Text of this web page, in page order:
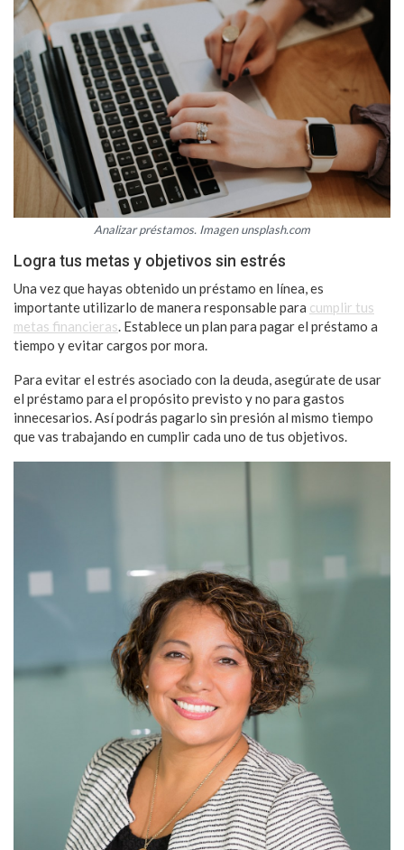
Analizar préstamos. Imagen unsplash.com
Logra tus metas y objetivos sin estrés
Una vez que hayas obtenido un préstamo en línea, es
importante utilizarlo de manera responsable para cumplir tus
metas financieras. Establece un plan para pagar el préstamo a
tiempo y evitar cargos por mora.
Para evitar el estrés asociado con la deuda, asegúrate de usar
el préstamo para el propósito previsto y no para gastos
innecesarios. Así podrás pagarlo sin presión al mismo tiempo
que vas trabajando en cumplir cada uno de tus objetivos.